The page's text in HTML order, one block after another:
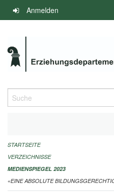
Navigation
überspringen
Anmelden
Suche
INFOS ZUM ED-MEDIENSPIEGEL
IMPRESSUM
STARTSEITE
VERZEICHNISSE
MEDIENSPIEGEL 2023